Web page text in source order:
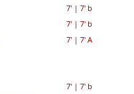
7'| 7' b
7'| 7' b
7'| 7' A
7'| 7' b